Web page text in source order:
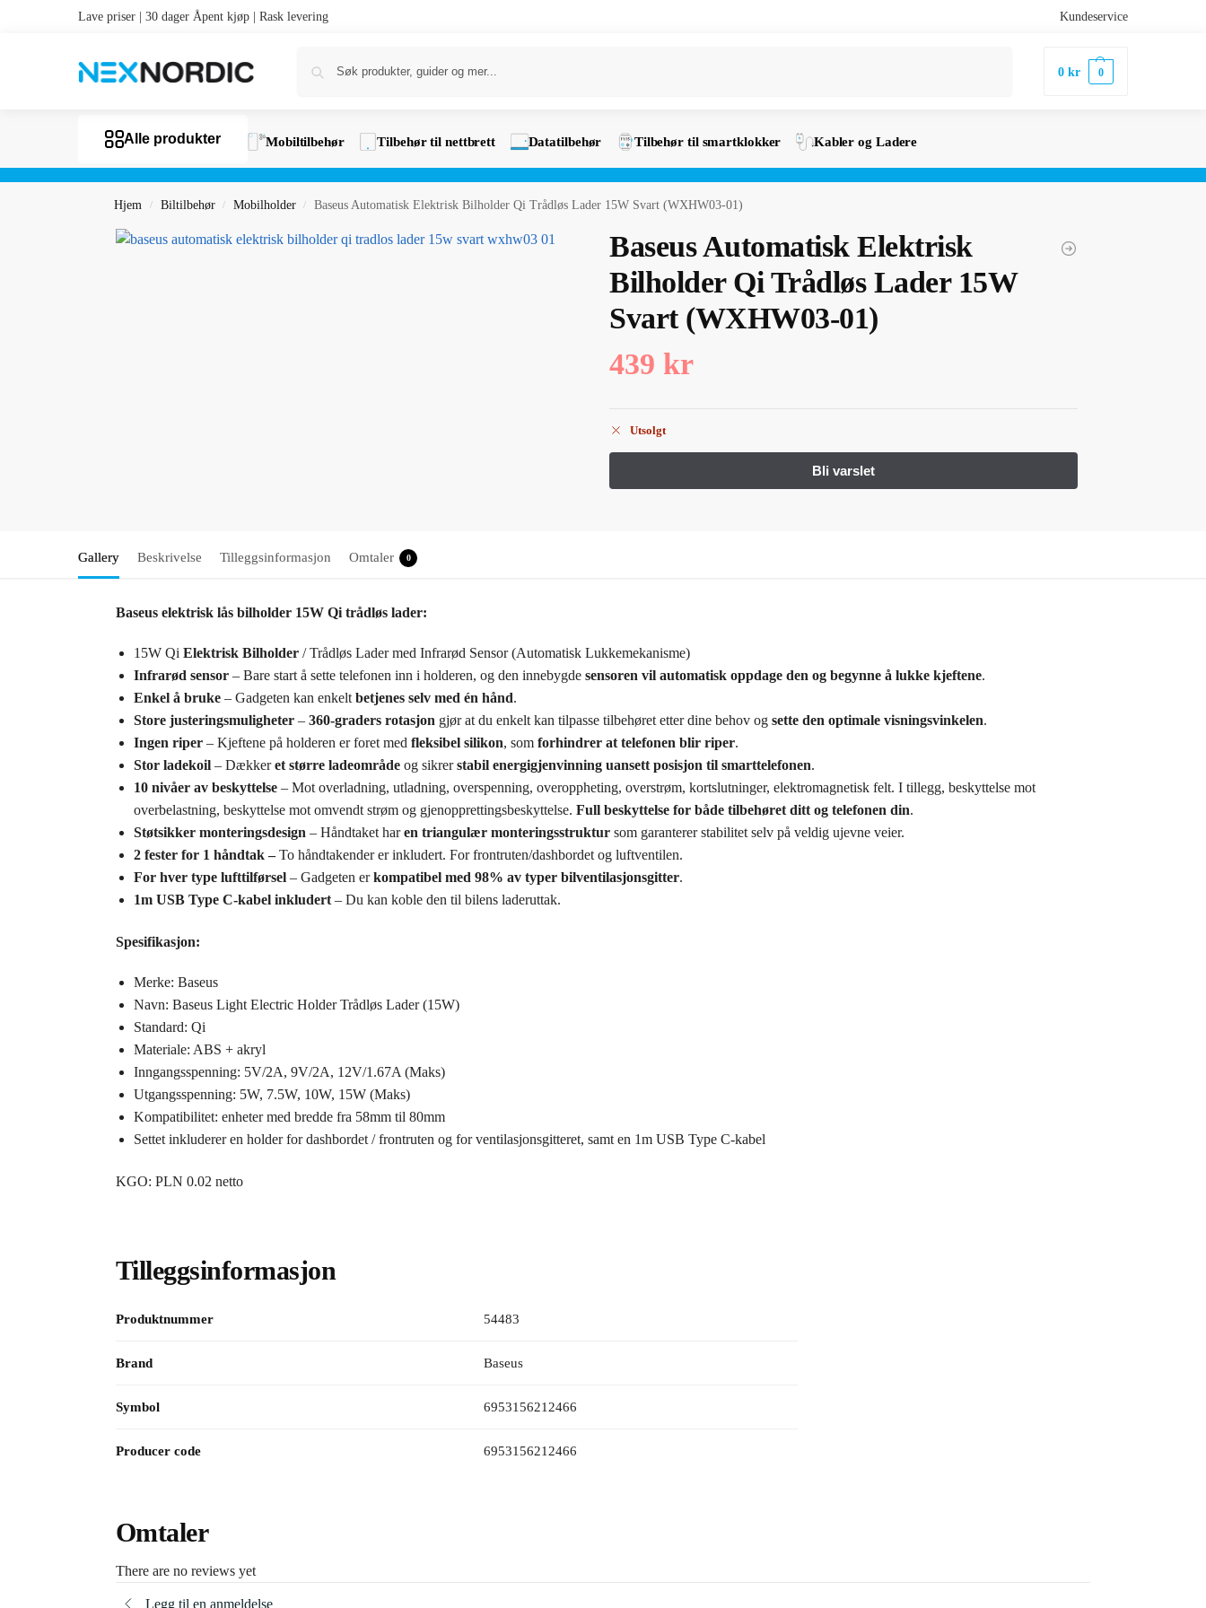
Lave priser | 30 dager Åpent kjøp | Rask levering Kundeservice
0kr 0
Alle produkter Mobiltilbehør Tilbehør til nettbrett Datatilbehør Tilbehør til smartklokker Kabler og Ladere
Hjem / Biltilbehør / Mobilholder / Baseus Automatisk Elektrisk Bilholder Qi Trådløs Lader 15W Svart (WXHW03-01)
Baseus Automatisk Elektrisk
Bilholder Qi Trådløs Lader 15W
Svart (WXHW03-01)
439 kr
Utsolgt
Gallery Beskrivelse Tilleggsinformasjon Omtaler 0
Baseus elektrisk lås bilholder 15W Qi trådløs lader:
15W Qi Elektrisk Bilholder/ Trådløs Lader med Infrarød Sensor (Automatisk Lukkemekanisme)
Infrarød sensor– Bare start å sette telefonen inn i holderen, og den innebygde sensoren vil automatisk oppdage den og begynne å lukke kjeftene.
Enkel å bruke– Gadgeten kan enkelt betjenes selv med én hånd.
Store justeringsmuligheter– 360-graders rotasjon gjør at du enkelt kan tilpasse tilbehøret etter dine behov og sette den optimale visningsvinkelen.
Ingen riper– Kjeftene på holderen er foret med fleksibel silikon, som forhindrer at telefonen blir riper.
Stor ladekoil– Dækkeret større ladeområdeog sikrerstabil energigjenvinning uansett posisjon til smarttelefonen.
10 nivåer av beskyttelse– Mot overladning, utladning, overspenning, overoppheting, overstrøm, kortslutninger, elektromagnetisk felt. I tillegg, beskyttelse mot
overbelastning, beskyttelse mot omvendt strøm og gjenopprettingsbeskyttelse. Full beskyttelse for både tilbehøret ditt og telefonen din.
Støtsikker monteringsdesign – Håndtaket haren triangulær monteringsstruktursom garanterer stabilitet selv på veldig ujevne veier.
2 fester for 1 håndtak –To håndtakender er inkludert. For frontruten/dashbordet og luftventilen.
For hver type lufttilførsel– Gadgeten erkompatibel med 98% av typer bilventilasjonsgitter.
1m USB Type C-kabel inkludert– Du kan koble den til bilens laderuttak.
Spesifikasjon:
Merke: Baseus
Navn: Baseus Light Electric Holder Trådløs Lader (15W)
Standard: Qi
Materiale: ABS + akryl
Inngangsspenning: 5V/2A, 9V/2A, 12V/1.67A (Maks)
Utgangsspenning: 5W, 7.5W, 10W, 15W (Maks)
Kompatibilitet: enheter med bredde fra 58mm til 80mm
Settet inkluderer en holder for dashbordet / frontruten og for ventilasjonsgitteret, samt en 1m USB Type C-kabel
KGO: PLN 0.02 netto
Tilleggsinformasjon
Produktnummer 54483
Brand Baseus
Symbol 6953156212466
Producer code 6953156212466
Omtaler
There are no reviews yet
Legg til en anmeldelse